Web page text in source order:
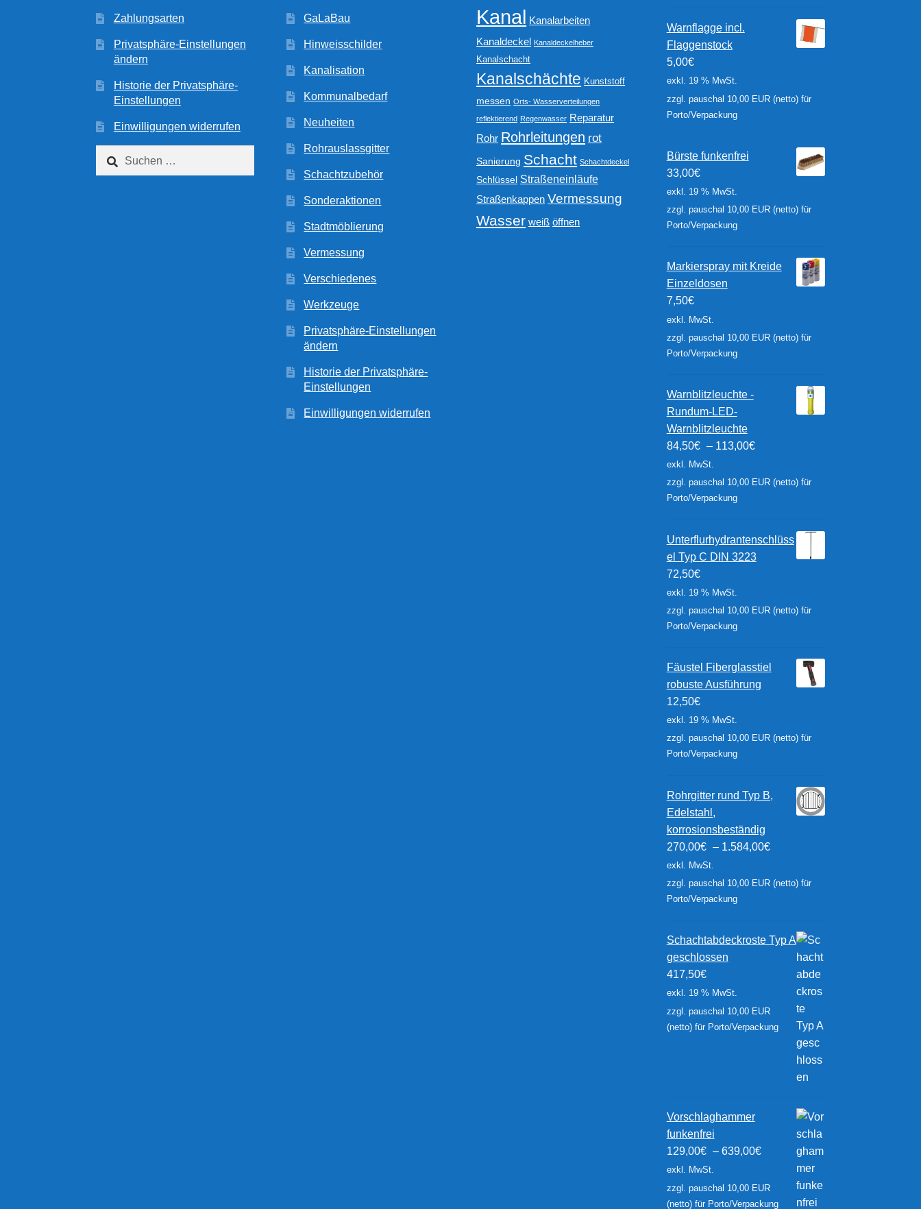
Zahlungsarten
Privatsphäre-Einstellungen
ändern
Historie der Privatsphäre-
Einstellungen
Einwilligungen widerrufen
nach:
GaLaBau
Hinweisschilder
Kanalisation
Kommunalbedarf
Neuheiten
Rohrauslassgitter
Schachtzubehör
Sonderaktionen
Stadtmöblierung
Vermessung
Verschiedenes
Werkzeuge
Privatsphäre-Einstellungen
ändern
Historie der Privatsphäre-
Einstellungen
Einwilligungen widerrufen
Kanal Kanalarbeiten
Kanaldeckel Kanaldeckelheber
Kanalschacht
Kanalschächte Kunststoff
messen Orts- Wasserverteilungen
reflektierend Regenwasser Reparatur
Rohr Rohrleitungen rot
Sanierung Schacht Schachtdeckel
Schlüssel Straßeneinläufe
Straßenkappen Vermessung
Wasser weiß öffnen
Warnflagge incl.
Flaggenstock
5,00€
exkl. 19 % MwSt.
zzgl. pauschal 10,00 EUR (netto) für
Porto/Verpackung
Bürste funkenfrei
33,00€
exkl. 19 % MwSt.
zzgl. pauschal 10,00 EUR (netto) für
Porto/Verpackung
Markierspray mit Kreide
Einzeldosen
7,50€
exkl. MwSt.
zzgl. pauschal 10,00 EUR (netto) für
Porto/Verpackung
Warnblitzleuchte -
Rundum-LED-
Warnblitzleuchte
84,50€ – 113,00€
exkl. MwSt.
zzgl. pauschal 10,00 EUR (netto) für
Porto/Verpackung
Unterflurhydrantenschlüss
el Typ C DIN 3223
72,50€
exkl. 19 % MwSt.
zzgl. pauschal 10,00 EUR (netto) für
Porto/Verpackung
Fäustel Fiberglasstiel
robuste Ausführung
12,50€
exkl. 19 % MwSt.
zzgl. pauschal 10,00 EUR (netto) für
Porto/Verpackung
Rohrgitter rund Typ B,
Edelstahl,
korrosionsbeständig
270,00€ – 1.584,00€
exkl. MwSt.
zzgl. pauschal 10,00 EUR (netto) für
Porto/Verpackung
Schachtabdeckroste Typ A
geschlossen
417,50€
exkl. 19 % MwSt.
zzgl. pauschal 10,00 EUR
(netto) für Porto/Verpackung
Vorschlaghammer
funkenfrei
129,00€ – 639,00€
exkl. MwSt.
zzgl. pauschal 10,00 EUR
(netto) für Porto/Verpackung